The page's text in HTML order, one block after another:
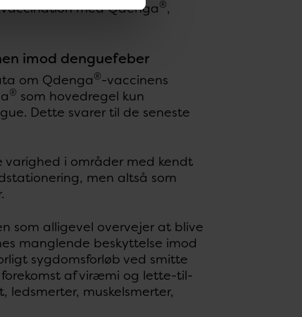
med Qdenga®,
imod denguefeber
om Qdenga®-vaccinens
® som hovedregel kun
Dette svarer til de seneste
varighed i områder med kendt
men altså som
som alligevel overvejer at blive
manglende beskyttelse imod
sygdomsforløb ved smitte
forekomst af viræmi og lette-til-
muskelsmerter,